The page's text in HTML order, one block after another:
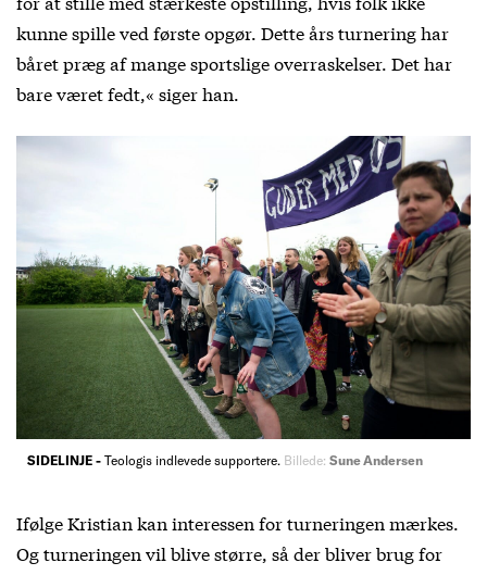
kunne spille ved første opgør. Dette års turnering har
båret præg af mange sportslige overraskelser. Det har
bare været fedt,« siger han.
SIDELINJE - Teologis indlevede supportere. Billede: Sune Andersen
Ifølge Kristian kan interessen for turneringen mærkes.
Og turneringen vil blive større, så der bliver brug for